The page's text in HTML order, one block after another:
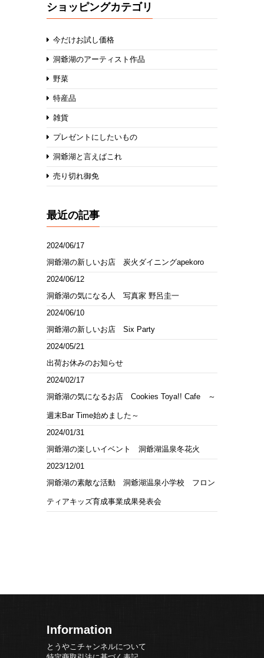
ショッピングカテゴリ
今だけお試し価格
洞爺湖のアーティスト作品
野菜
特産品
雑貨
プレゼントにしたいもの
洞爺湖と言えばこれ
売り切れ御免
最近の記事
2024/06/17
洞爺湖の新しいお店 炭火ダイニングapekoro
2024/06/12
洞爺湖の気になる人 写真家 野呂圭一
2024/06/10
洞爺湖の新しいお店 Six Party
2024/05/21
出荷お休みのお知らせ
2024/02/17
洞爺湖の気になるお店 Cookies Toya!! Cafe ～
週末Bar Time始めました～
2024/01/31
洞爺湖の楽しいイベント 洞爺湖温泉冬花火
2023/12/01
洞爺湖の素敵な活動 洞爺湖温泉小学校 フロン
ティアキッズ育成事業成果発表会
Information
とうやこチャンネルについて